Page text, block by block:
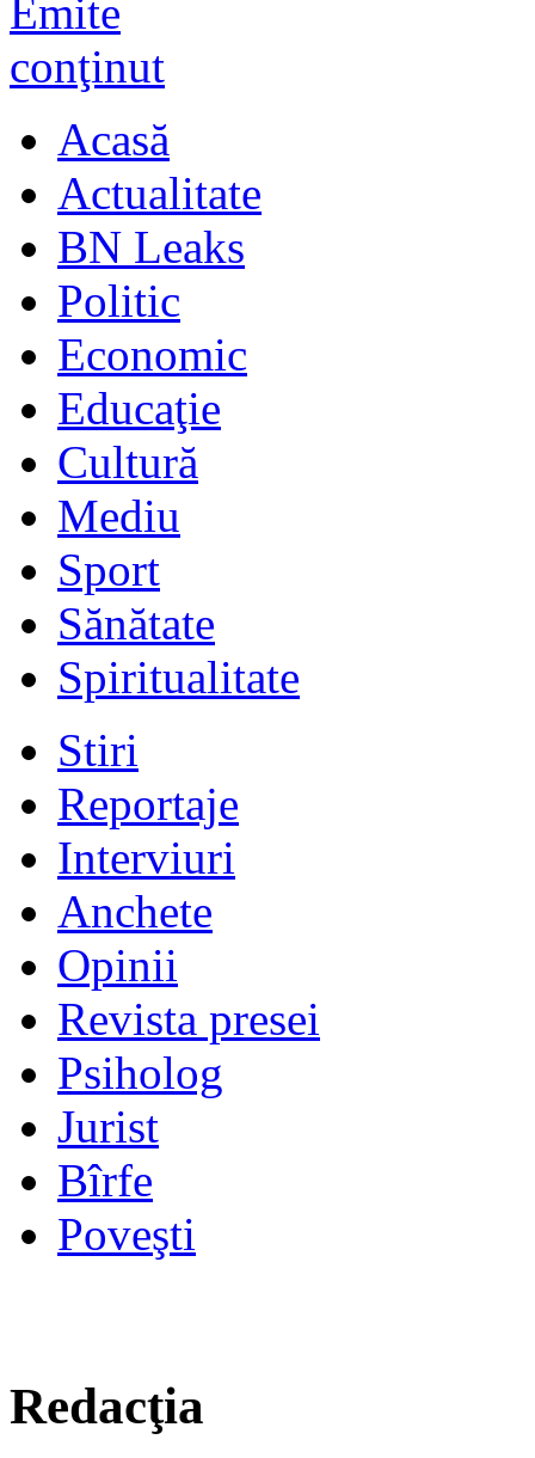
Acasă
Actualitate
BN Leaks
Politic
Economic
Educaţie
Cultură
Mediu
Sport
Sănătate
Spiritualitate
Stiri
Reportaje
Interviuri
Anchete
Opinii
Revista presei
Psiholog
Jurist
Bîrfe
Poveşti
Redacţia